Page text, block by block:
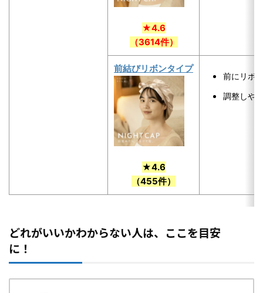
★4.6
（3614件）
前結びリボンタイプ
★4.6
（455件）
前にリボ
調整しや
どれがいいかわからない人は、ここを目安
に！